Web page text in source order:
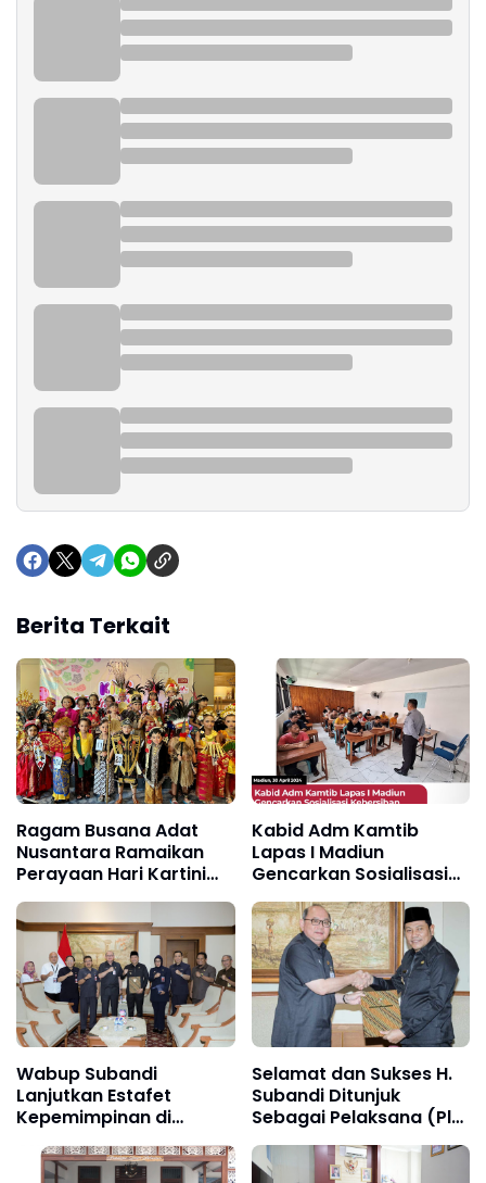
Berita Terkait
Ragam Busana Adat
Nusantara Ramaikan
Perayaan Hari Kartini
2024
Kabid Adm Kamtib
Lapas I Madiun
Gencarkan Sosialisasi
Kebersihan dan
Ketertiban di Blok
Pendidikan
Wabup Subandi
Lanjutkan Estafet
Kepemimpinan di
Selamat dan Sukses H.
Subandi Ditunjuk
Sebagai Pelaksana (Plt)
Bupati Sidoarjo